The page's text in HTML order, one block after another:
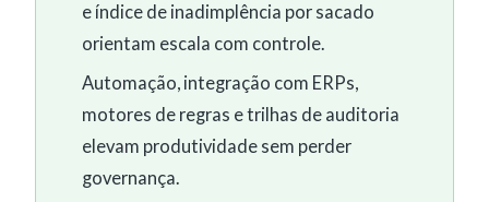
e índice de inadimplência por sacado
orientam escala com controle.
Automação, integração com ERPs,
motores de regras e trilhas de auditoria
elevam produtividade sem perder
governança.